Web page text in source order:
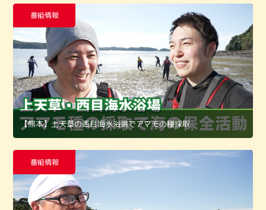
番組情報
【熊本】上天草の西目海水浴場でアマモの種採取
番組情報